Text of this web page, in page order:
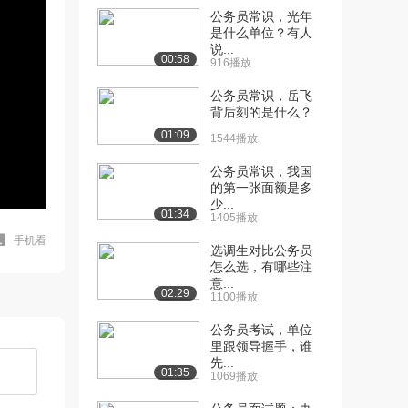
手机看
00:58
公务员常识，光年
是什么单位？有人
说...
916播放
01:09
公务员常识，岳飞
背后刻的是什么？
1544播放
01:34
公务员常识，我国
的第一张面额是多
少...
1405播放
02:29
选调生对比公务员
怎么选，有哪些注
意...
1100播放
01:35
公务员考试，单位
里跟领导握手，谁
先...
1069播放